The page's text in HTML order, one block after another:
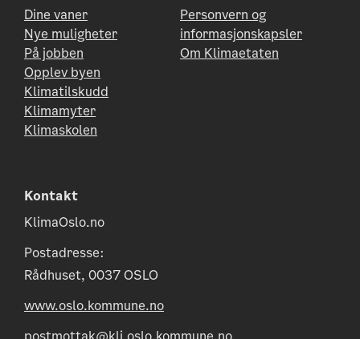
Dine vaner
Nye muligheter
På jobben
Opplev byen
Klimatilskudd
Klimamyter
Klimaskolen
Personvern og
informasjonskapsler
Om Klimaetaten
Kontakt
KlimaOslo.no
Postadresse:
Rådhuset, 0037 OSLO
www.oslo.kommune.no